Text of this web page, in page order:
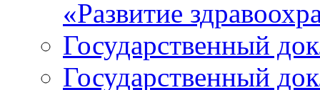
«Развитие
Государственный
Государственный